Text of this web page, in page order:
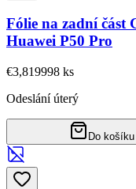
Fólie na zadní část
Huawei P50 Pro
€3,819998 ks
Odeslání úterý
Do košíku